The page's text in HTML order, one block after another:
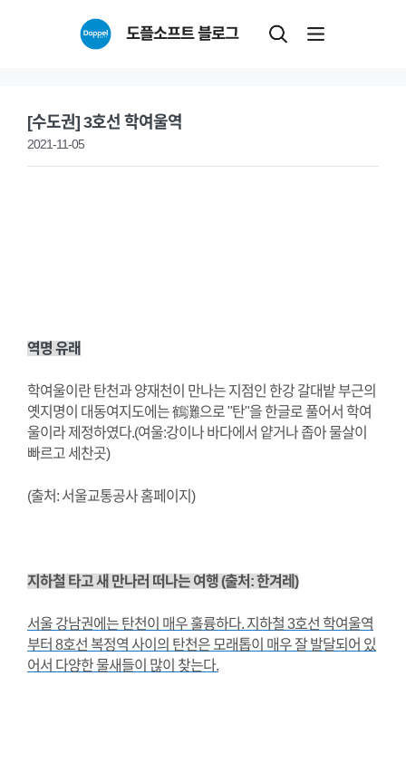
도플소프트 블로그
[수도권] 3호선 학여울역
2021-11-05
역명 유래
학여울이란 탄천과 양재천이 만나는 지점인 한강 갈대밭 부근의
옛지명이 대동여지도에는 鶴灘으로 "탄"을 한글로 풀어서 학여
울이라 제정하였다.(여울:강이나 바다에서 얕거나 좁아 물살이
빠르고 세찬곳)
(출처: 서울교통공사 홈페이지)
지하철 타고 새 만나러 떠나는 여행 (출처: 한겨레)
서울 강남권에는 탄천이 매우 훌륭하다. 지하철 3호선 학여울역
부터 8호선 복정역 사이의 탄천은 모래톱이 매우 잘 발달되어 있
어서 다양한 물새들이 많이 찾는다.